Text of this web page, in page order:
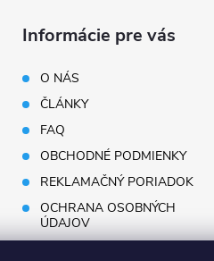
Informácie pre vás
O NÁS
ČLÁNKY
FAQ
OBCHODNÉ PODMIENKY
REKLAMAČNÝ PORIADOK
OCHRANA OSOBNÝCH
ÚDAJOV